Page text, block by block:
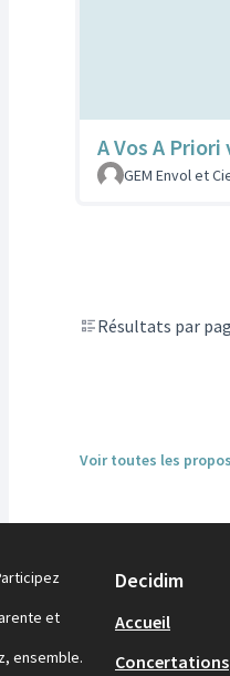
A Vos A
GEM Envol et
Résultats par
Voir toutes les
et
ensemble.
Decidim
Accueil
Concertations